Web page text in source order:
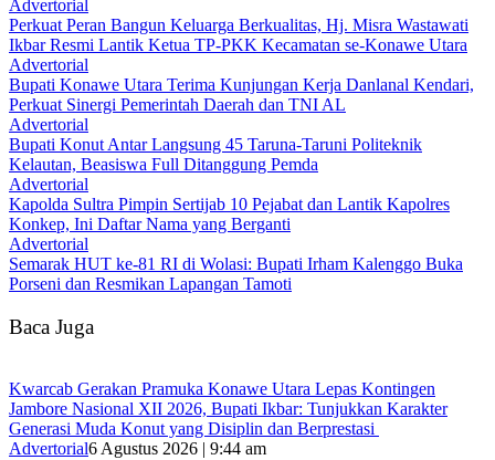
Advertorial
‎Perkuat Peran Bangun Keluarga Berkualitas, Hj. Misra Wastawati
Ikbar Resmi Lantik Ketua TP-PKK Kecamatan se-Konawe Utara
Advertorial
Bupati Konawe Utara Terima Kunjungan Kerja Danlanal Kendari,
Perkuat Sinergi Pemerintah Daerah dan TNI AL
Advertorial
Bupati Konut Antar Langsung 45 Taruna-Taruni Politeknik
Kelautan, Beasiswa Full Ditanggung Pemda
Advertorial
‎Kapolda Sultra Pimpin Sertijab 10 Pejabat dan Lantik Kapolres
Konkep, Ini Daftar Nama yang Berganti
Advertorial
Semarak HUT ke-81 RI di Wolasi: Bupati Irham Kalenggo Buka
Porseni dan Resmikan Lapangan Tamoti
Baca Juga
‎Kwarcab Gerakan Pramuka Konawe Utara Lepas Kontingen
Jambore Nasional XII 2026, Bupati Ikbar: Tunjukkan Karakter
Generasi Muda Konut yang Disiplin dan Berprestasi ‎
Advertorial6 Agustus 2026 | 9:44 am